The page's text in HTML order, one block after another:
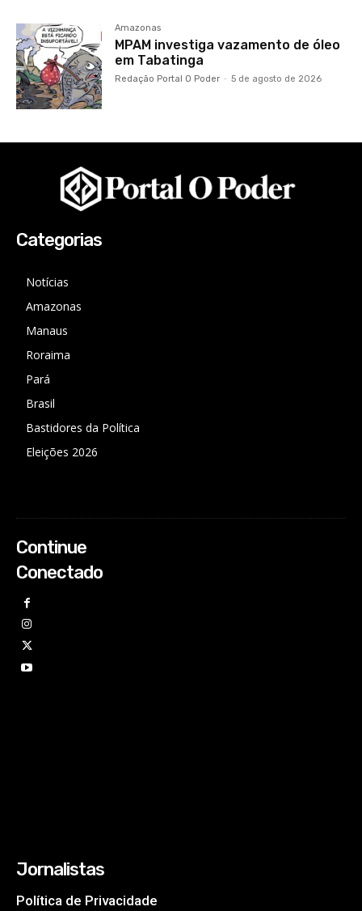
Amazonas
MPAM investiga vazamento de óleo
em Tabatinga
Redação Portal O Poder - 5 de agosto de 2026
Categorias
Notícias
Amazonas
Manaus
Roraima
Pará
Brasil
Bastidores da Política
Eleições 2026
Continue
Conectado
Jornalistas
Política de Privacidade